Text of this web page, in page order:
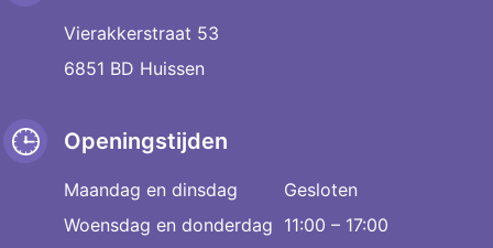
Vierakkerstraat 53
6851 BD Huissen
Openingstijden
Maandag en dinsdag
Gesloten
Woensdag en donderdag 11:00 – 17:00